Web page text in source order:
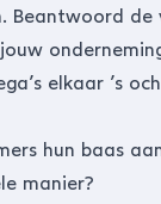
Beantwoord de
elkaar ’s
hun baas
manier?